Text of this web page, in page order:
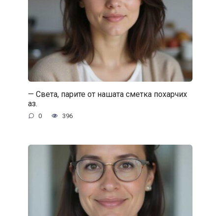
— Света, парите от нашата сметка похарчих
аз.
0 396